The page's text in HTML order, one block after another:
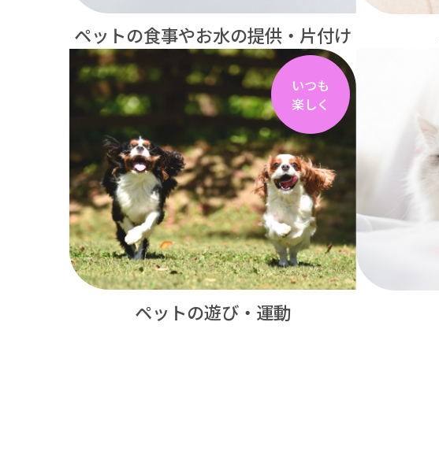
ペットの食事やお水の提供・片付け
いつも
楽しく
ペットの遊び・運動